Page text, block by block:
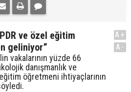
ve özel eğitim
geliniyor”
vakalarının yüzde 66
danışmanlık ve
öğretmeni ihtiyaçlarının
A+
A-